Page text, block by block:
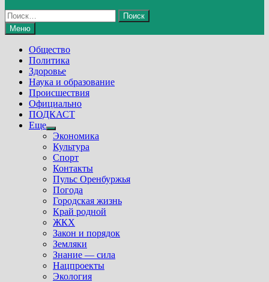
Найти:
Меню
Общество
Политика
Здоровье
Наука и образование
Происшествия
Официально
ПОДКАСТ
Еще
Show
sub
menu
Экономика
Культура
Спорт
Контакты
Пульс Оренбуржья
Погода
Городская жизнь
Край родной
ЖКХ
Закон и порядок
Земляки
Знание — сила
Нацпроекты
Экология